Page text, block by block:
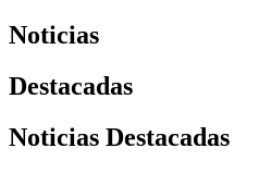
Noticias
Destacadas
Noticias Destacadas